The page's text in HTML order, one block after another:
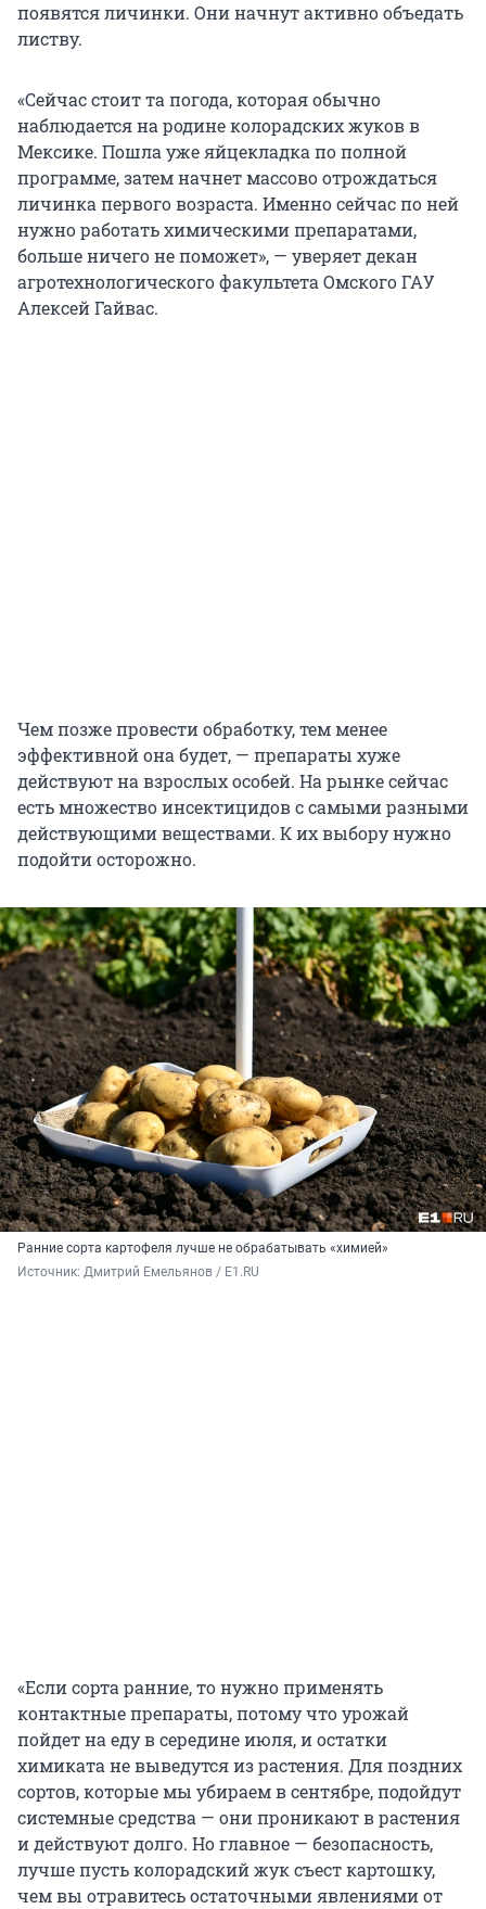
появятся личинки. Они начнут активно объедать
листву.
«Сейчас стоит та погода, которая обычно
наблюдается на родине колорадских жуков в
Мексике. Пошла уже яйцекладка по полной
программе, затем начнет массово отрождаться
личинка первого возраста. Именно сейчас по ней
нужно работать химическими препаратами,
больше ничего не поможет», — уверяет декан
агротехнологического факультета Омского ГАУ
Алексей Гайвас.
Чем позже провести обработку, тем менее
эффективной она будет, — препараты хуже
действуют на взрослых особей. На рынке сейчас
есть множество инсектицидов с самыми разными
действующими веществами. К их выбору нужно
подойти осторожно.
Ранние сорта картофеля лучше не обрабатывать «химией»
Источник: Дмитрий Емельянов / E1.RU
«Если сорта ранние, то нужно применять
контактные препараты, потому что урожай
пойдет на еду в середине июля, и остатки
химиката не выведутся из растения. Для поздних
сортов, которые мы убираем в сентябре, подойдут
системные средства — они проникают в растения
и действуют долго. Но главное — безопасность,
лучше пусть колорадский жук съест картошку,
чем вы отравитесь остаточными явлениями от